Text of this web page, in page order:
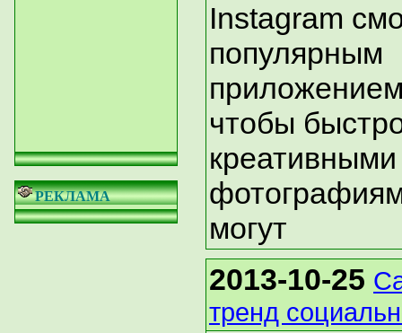
РЕКЛАМА
Instagram
популярным
чтобы
могут
2013-10-25
тренд